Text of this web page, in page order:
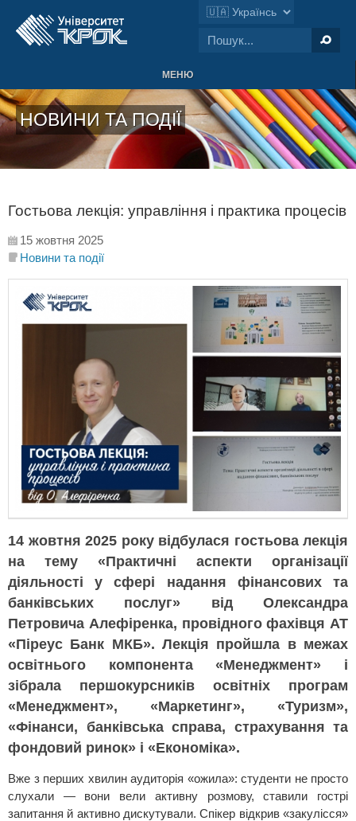
МЕНЮ
НОВИНИ ТА ПОДІЇ
Гостьова лекція: управління і практика процесів
15 жовтня 2025
Новини та події
14 жовтня 2025 року відбулася гостьова лекція
на тему «Практичні аспекти організації
діяльності у сфері надання фінансових та
банківських послуг» від Олександра
Петровича Алефіренка, провідного фахівця АТ
«Піреус Банк МКБ». Лекція пройшла в межах
освітнього компонента «Менеджмент» і
зібрала першокурсників освітніх програм
«Менеджмент», «Маркетинг», «Туризм»,
«Фінанси, банківська справа, страхування та
фондовий ринок» і «Економіка».
Вже з перших хвилин аудиторія «ожила»: студенти не просто
слухали — вони вели активну розмову, ставили гострі
запитання й активно дискутували. Спікер відкрив «закулісся»